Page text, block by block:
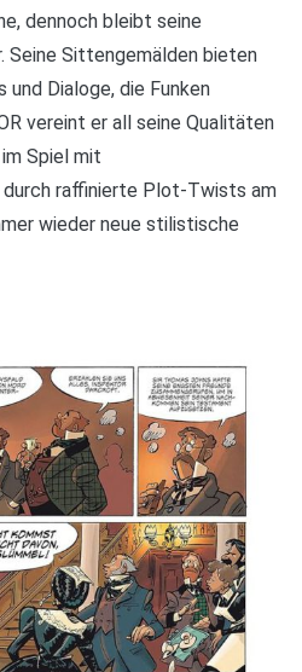
dennoch bleibt seine
Seine Sittengemälden bieten
und Dialoge, die Funken
vereint er all seine Qualitäten
Spiel mit
durch raffinierte Plot-Twists am
wieder neue stilistische